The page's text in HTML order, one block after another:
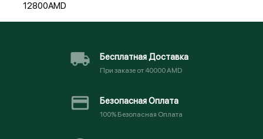
12800AMD
Бесплатная Доставка
При заказе от 40000 AMD
Безопасная Оплата
100% Безопасная Оплата